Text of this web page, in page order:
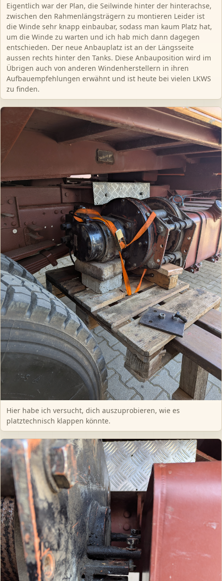
Eigentlich war der Plan, die Seilwinde hinter der hinterachse,
zwischen den Rahmenlängsträgern zu montieren Leider ist
die Winde sehr knapp einbaubar, sodass man kaum Platz hat,
um die Winde zu warten und ich hab mich dann dagegen
entschieden. Der neue Anbauplatz ist an der Längsseite
aussen rechts hinter den Tanks. Diese Anbauposition wird im
Übrigen auch von anderen Windenherstellern in ihren
Aufbauempfehlungen erwähnt und ist heute bei vielen LKWS
zu finden.
Hier habe ich versucht, dich auszuprobieren, wie es
platztechnisch klappen könnte.